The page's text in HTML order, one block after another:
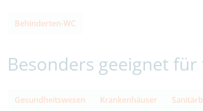
Behinderten-WC
Besonders geeignet
Gesundheitswesen Krankenhäuser